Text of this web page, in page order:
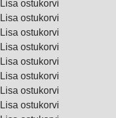
Lisa ostukorvi
Lisa ostukorvi
Lisa ostukorvi
Lisa ostukorvi
Lisa ostukorvi
Lisa ostukorvi
Lisa ostukorvi
Lisa ostukorvi